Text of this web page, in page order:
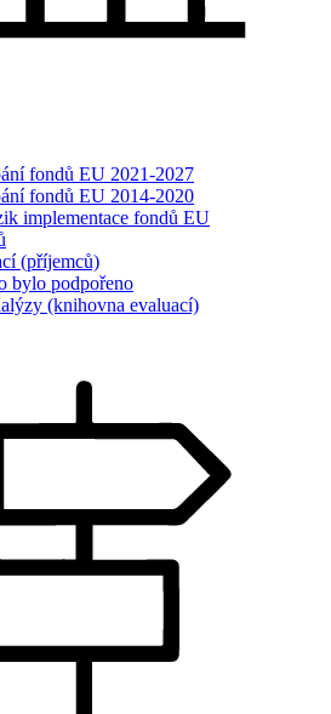
fondů EU 2021-2027
fondů EU 2014-2020
implementace fondů EU
(příjemců)
bylo podpořeno
(knihovna evaluací)